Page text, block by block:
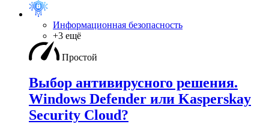
Информационная безопасность
+3 ещё
Простой
Выбор антивирусного решения.
Windows Defender или Kasperskay
Security Cloud?